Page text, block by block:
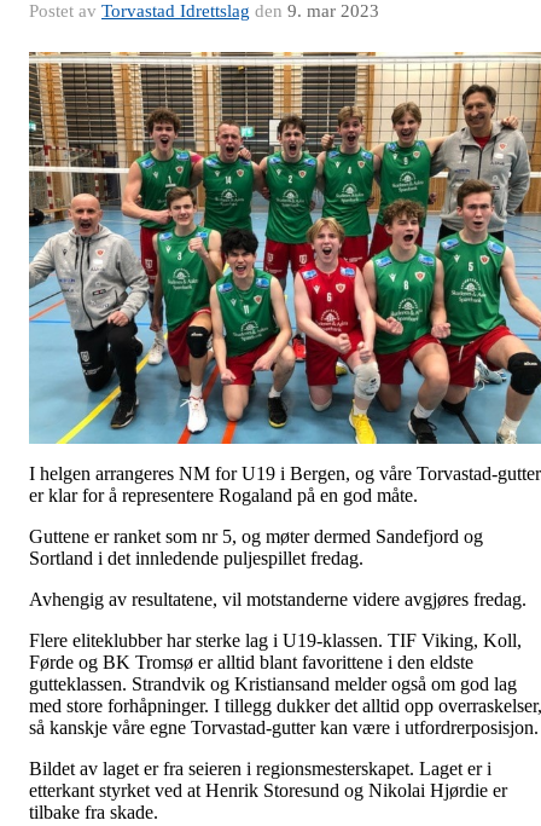
Postet av Torvastad Idrettslag den 9. mar 2023
I helgen arrangeres NM for U19 i Bergen, og våre Torvastad-gutter
er klar for å representere Rogaland på en god måte.
Guttene er ranket som nr 5, og møter dermed Sandefjord og
Sortland i det innledende puljespillet fredag.
Avhengig av resultatene, vil motstanderne videre avgjøres fredag.
Flere eliteklubber har sterke lag i U19-klassen. TIF Viking, Koll,
Førde og BK Tromsø er alltid blant favorittene i den eldste
gutteklassen. Strandvik og Kristiansand melder også om god lag
med store forhåpninger. I tillegg dukker det alltid opp overraskelser,
så kanskje våre egne Torvastad-gutter kan være i utfordrerposisjon.
Bildet av laget er fra seieren i regionsmesterskapet. Laget er i
etterkant styrket ved at Henrik Storesund og Nikolai Hjørdie er
tilbake fra skade.